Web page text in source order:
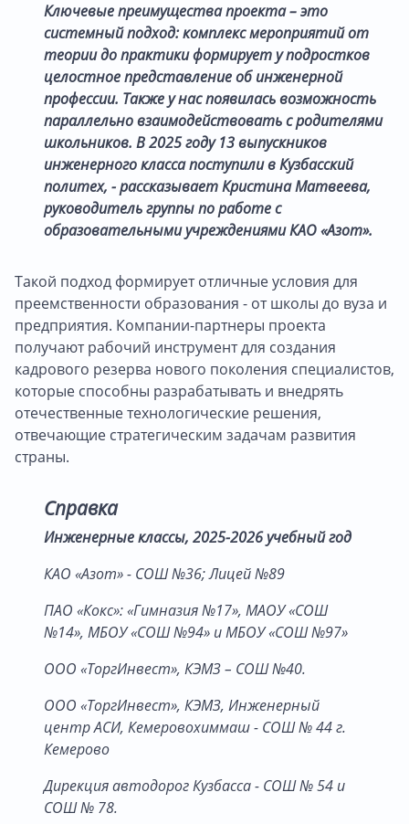
Ключевые преимущества проекта – это
системный подход: комплекс мероприятий от
теории до практики формирует у подростков
целостное представление об инженерной
профессии. Также у нас появилась возможность
параллельно взаимодействовать с родителями
школьников. В 2025 году 13 выпускников
инженерного класса поступили в Кузбасский
политех, - рассказывает Кристина Матвеева,
руководитель группы по работе с
образовательными учреждениями КАО «Азот».
Такой подход формирует отличные условия для
преемственности образования - от школы до вуза и
предприятия. Компании-партнеры проекта
получают рабочий инструмент для создания
кадрового резерва нового поколения специалистов,
которые способны разрабатывать и внедрять
отечественные технологические решения,
отвечающие стратегическим задачам развития
страны.
Справка
Инженерные классы, 2025-2026 учебный год
КАО «Азот» - СОШ №36; Лицей №89
ПАО «Кокс»: «Гимназия №17», МАОУ «СОШ
№14», МБОУ «СОШ №94» и МБОУ «СОШ №97»
ООО «ТоргИнвест», КЭМЗ – СОШ №40.
ООО «ТоргИнвест», КЭМЗ, Инженерный
центр АСИ, Кемеровохиммаш - СОШ № 44 г.
Кемерово
Дирекция автодорог Кузбасса - СОШ № 54 и
СОШ № 78.